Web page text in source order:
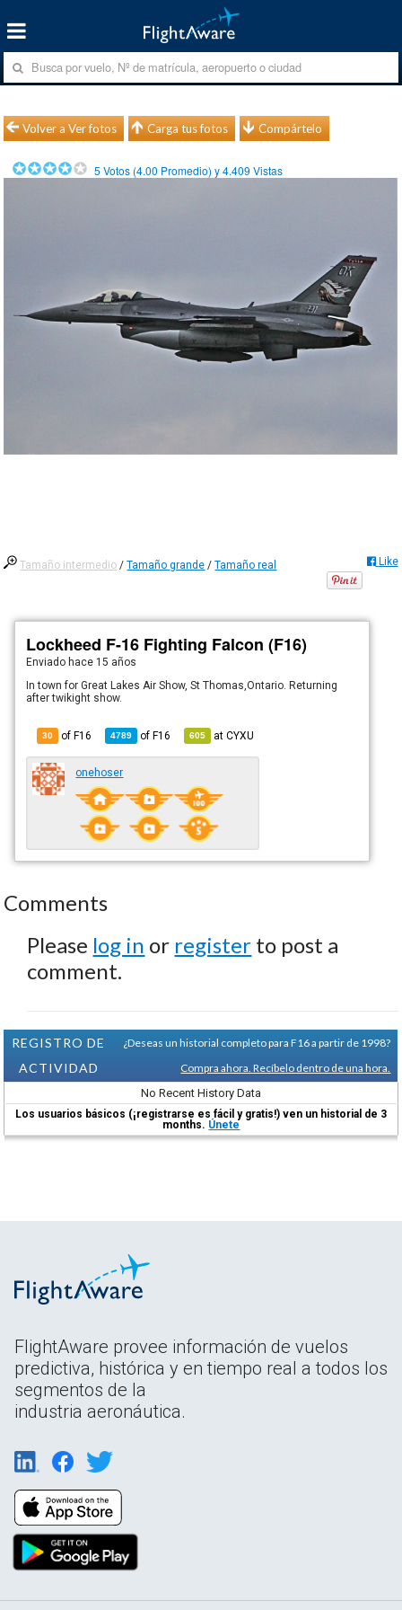
Volver a Ver fotos Carga tus fotos Compártelo
5 Votos (4.00 Promedio) y4.409 Vistas
Tamaño intermedio /Tamaño grande /Tamaño real Like
Lockheed F-16 Fighting Falcon (F16)
Enviado hace 15 años
In town for Great Lakes Air Show, St Thomas,Ontario. Returning
after twikight show.
30 of F16 4789 ofF16 605 atCYXU
onehoser
Comments
Please log in or register to post a
comment.
REGISTRO DE
ACTIVIDAD
¿Deseas un historial completo para F16 a partir de 1998?
Compra ahora. Recíbelo dentro de una hora.
No Recent History Data
Los usuarios básicos (¡registrarse es fácil y gratis!) ven un historial de 3
months. Únete
FlightAware provee información de vuelos
predictiva, histórica y en tiempo real a todos los
segmentos de la
industria aeronáutica.